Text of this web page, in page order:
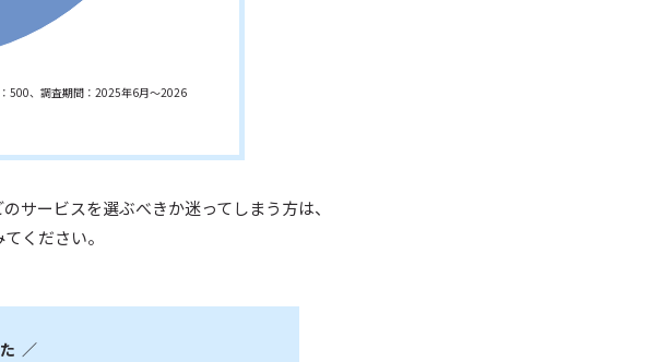
500、調査期間：2025年6月～2026
サービスを選ぶべきか迷ってしまう方は、
ください。
／